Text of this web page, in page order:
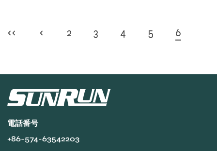
‹‹ ‹ 2 3 4 5 6
電話番号
+86-574-63542203